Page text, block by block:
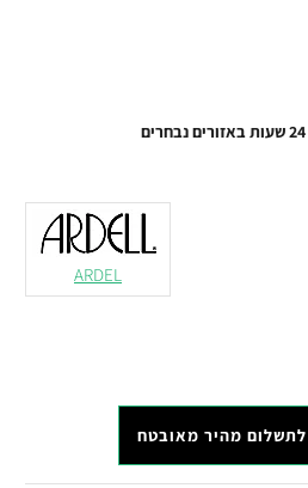
ARDEL
לתשלום מהיר מאובטח